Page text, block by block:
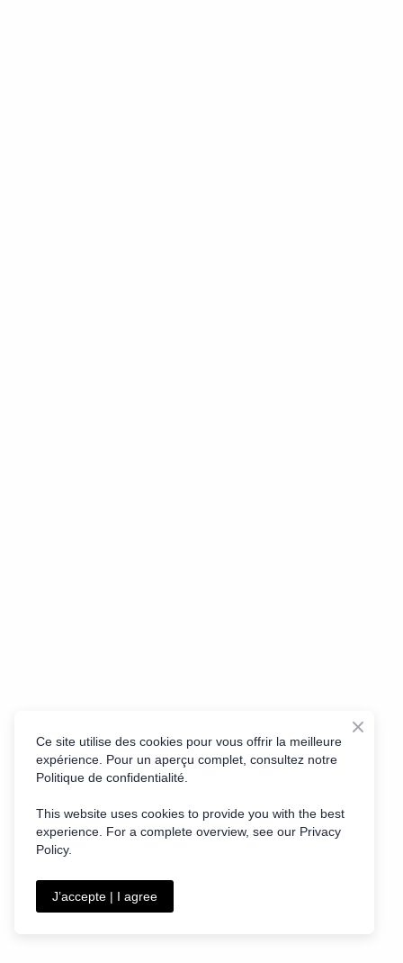
Ce site utilise des cookies pour vous offrir la meilleure
expérience. Pour un aperçu complet, consultez notre
Politique de confidentialité.
This website uses cookies to provide you with the best
experience. For a complete overview, see our Privacy
Policy.
J’accepte | I agree